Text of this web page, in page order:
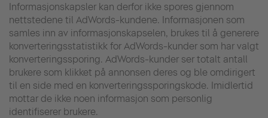
Informasjonskapsler kan derfor ikke spores gjennom
nettstedene til AdWords-kundene. Informasjonen som
samles inn av informasjonskapselen, brukes til å generere
konverteringsstatistikk for AdWords-kunder som har valgt
konverteringssporing. AdWords-kunder ser totalt antall
brukere som klikket på annonsen deres og ble omdirigert
til en side med en konverteringssporingskode. Imidlertid
mottar de ikke noen informasjon som personlig
identifiserer brukere.